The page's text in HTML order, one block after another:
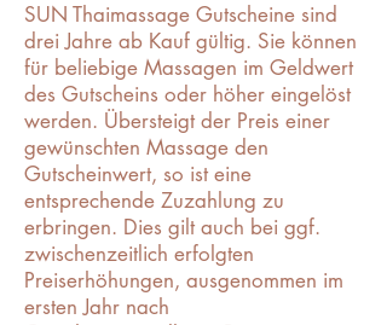
SUN Thaimassage Gutscheine sind
drei Jahre ab Kauf gültig. Sie können
für beliebige Massagen im Geldwert
des Gutscheins oder höher eingelöst
werden. Übersteigt der Preis einer
gewünschten Massage den
Gutscheinwert, so ist eine
entsprechende Zuzahlung zu
erbringen. Dies gilt auch bei ggf.
zwischenzeitlich erfolgten
Preiserhöhungen, ausgenommen im
ersten Jahr nach